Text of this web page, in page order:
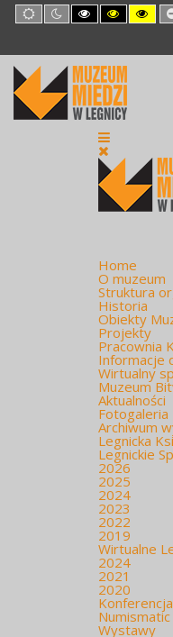
Default
mode
Night
mode
High
Contrast
mode
High
Contrast
mode
High
Home
O muzeum
Struktura
Historia
Obiekty
Projekty
Pracownia
Informacje
Wirtualny
Muzeum
Aktualności
Fotogaleria
Archiwum
Legnicka
Legnickie
2026
2025
2024
2023
2022
2019
Wirtualne
2024
2021
2020
Wystawy